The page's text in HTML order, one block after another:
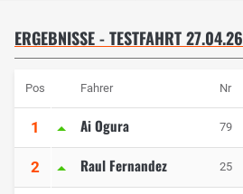
ERGEBNISSE - TESTFAHRT 27.04.26
Pos Fahrer Nr
1 Ai Ogura 79
2 Raul Fernandez 25